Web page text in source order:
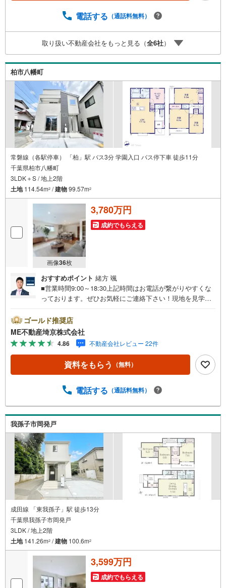
円のご紹介料をお支払いさせて頂きます！詳しくはスタッ
マイカーでも安心！2.チャイルドスペース、授乳室、ベビ
ーベッド完備3.他にもファミリーに優しい『あったら良い
な』がここにある！ミルク用浄水サーバー、紙おむつ、ア
メニティ、大型個室2部屋、各ブースモニター等
電話する （通話料無料）
取り扱い不動産会社をもっと見る（全6社）
柏市八幡町
常磐線（各駅停車） 「柏」駅 バス3分 学園入口 バス停下車 徒歩11分
千葉県柏市八幡町
3LDK＋S / 地上2階
土地114.54m2 /建物99.57m2
画像36枚
3,780万円
成約でもらえる
おすすめポイント 緒方 颯
■営業時間9:00～18:30上記時間はお電話が繋がりやすくな
っております。ぜひお気軽にご連絡下さい！現地を見学さ
ご希望の日時をご記入いただけますとスムーズにご案内が
可能です。■ご来店特典1.ご見学、ご来店後にアンケート記
入でもれなく3、000円のQUOカードプレゼント（1組様1回
限り後日郵送）2.未公開の物件情報をご紹介3.不動産ご購
入、ご売却、太陽光発電システムご検討中のお客様、ご紹
介でもれなくQUOカード3、000円分プレゼント更にご紹介
円のご紹介料をお支払いさせて頂きます！詳しくはスタッ
マイカーでも安心！2.チャイルドスペース、授乳室、ベビ
ーベッド完備3.他にもファミリーに優しい『あったら良い
な』がここにある！ミルク用浄水サーバー、紙おむつ、ア
メニティ、大型個室2部屋、各ブースモニター等
ゴールド推奨店
ME不動産埼京株式会社
4.86 不動産会社レビュー 22件
資料をもらう （無料）
電話する （通話料無料）
我孫子市岡発戸
成田線 「東我孫子」駅 徒歩13分
千葉県我孫子市岡発戸
3LDK / 地上2階
土地141.26m2 /建物 100.6m2
3,599万円
成約でもらえる